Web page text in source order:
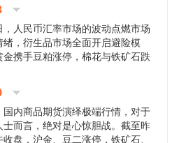
，人民币汇率市场的波动点燃市场
绪，衍生品市场全面开启避险模
金携手豆粕涨停，棉花与铁矿石跌
，汇率波动...
国内商品期货演绎极端行情，对于
士而言，绝对是心惊胆战。截至昨
收盘，沪金、豆二涨停，铁矿石、